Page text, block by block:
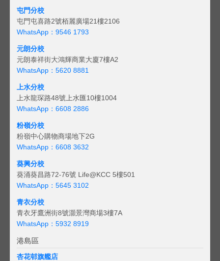
屯門分校
屯門屯喜路2號栢麗廣場21樓2106
WhatsApp：9546 1793
元朗分校
元朗泰祥街大鴻輝商業大廈7樓A2
WhatsApp：5620 8881
上水分校
上水龍琛路48號上水匯10樓1004
WhatsApp：6608 2886
粉嶺分校
粉嶺中心購物商場地下2G
WhatsApp：6608 3632
葵興分校
葵涌葵昌路72-76號 Life@KCC 5樓501
WhatsApp：5645 3102
青衣分校
青衣牙鷹洲街8號灝景灣商場3樓7A
WhatsApp：5932 8919
港島區
杏花邨旗艦店